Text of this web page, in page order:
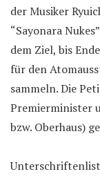
der Musiker
“Sayonara
dem Ziel, bis
für den
sammeln. Die
Premierminister
bzw. Oberhaus)